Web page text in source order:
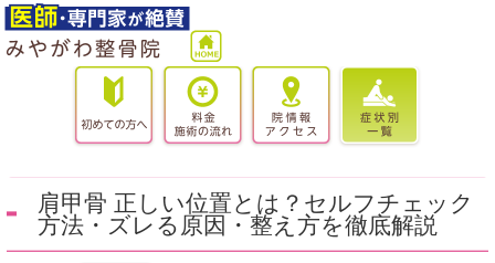
肩甲骨 正しい位置とは？セルフチェック
方法・ズレる原因・整え方を徹底解説